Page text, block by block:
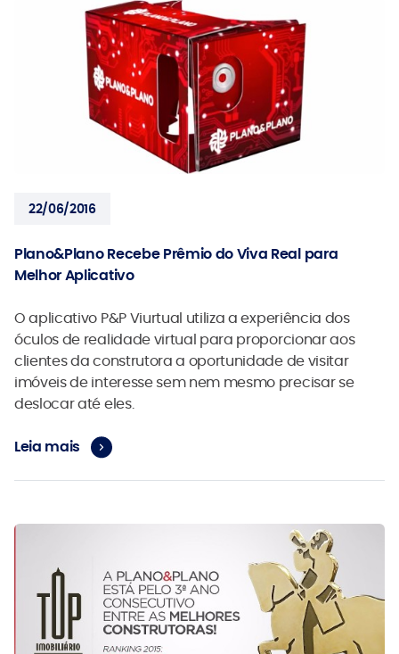
22/06/2016
Plano&Plano Recebe Prêmio do Viva Real para
Melhor Aplicativo
O aplicativo P&P Viurtual utiliza a experiência dos
óculos de realidade virtual para proporcionar aos
clientes da construtora a oportunidade de visitar
imóveis de interesse sem nem mesmo precisar se
deslocar até eles.
Leia mais